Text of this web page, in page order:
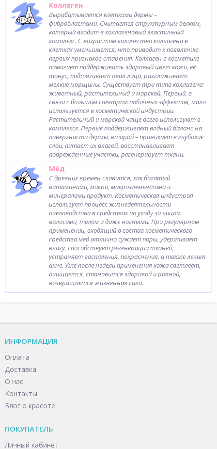
Коллаген
Вырабатывается клетками дермы –
фибробластами. Считается структурным белком,
который входит в коллагеновый эластичный
комплекс. С возрастом количество коллагена в
клетках уменьшается, что приводит к появлению
первых признаков старения. Коллаген в косметике
помогает поддерживать здоровый цвет кожи, её
тонус, подтягивает овал лица, разглаживает
мелкие морщины. Существует три типа коллагена:
животный, растительный и морской. Первый, в
связи с большим спектром побочных эффектов, мало
используется в косметической индустрии.
Растительный и морской чаще всего используют в
комплексе. Первые поддерживает водный баланс на
поверхности дермы, второй – проникает в глубокие
слои, питает их влагой, восстанавливает
поврежденные участки, регенерирует ткани.
Мёд
С древних времен славится, как богатый
витаминами, микро, макроэлементами и
минералами продукт. Косметическая индустрия
использует процесс жизнедеятельности
пчеловодства в средствах по уходу за лицом,
волосами, телом и даже ногтями. При регулярном
применении, входящий в состав косметического
средства мед отлично сужает поры, удерживает
влагу, способствует регенерации тканей,
устраняет воспаления, покраснения, а также лечит
акне. Уже после недели применения кожа светлеет,
очищается, становится здоровой и ровной,
возвращается жизненная сила.
ИНФОРМАЦИЯ
Оплата
Доставка
О нас
Контакты
Блог о красоте
ПОКУПАТЕЛЬ
Личный кабинет